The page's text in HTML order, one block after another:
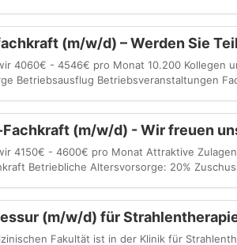
(m/w/d) – Werden Sie
4060€ - 4546€ pro Monat 10.200 Kollegen
Betriebsausflug Betriebsveranstaltungen
(m/w/d) - Wir freuen
4150€ - 4600€ pro Monat Attraktive
Betriebliche Altersvorsorge: 20%
(m/w/d) für
Fakultät ist in der Klinik für